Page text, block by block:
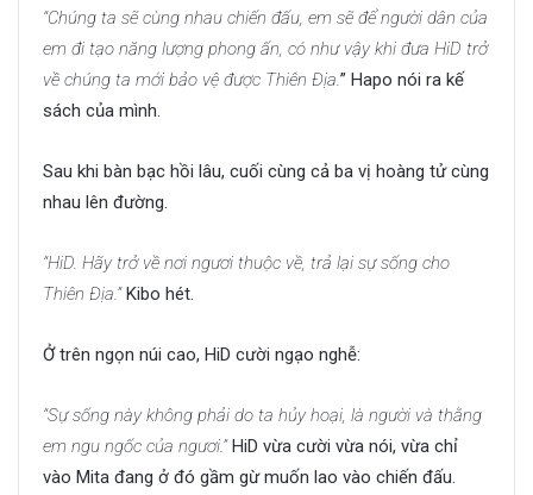
“Chúng ta sẽ cùng nhau chiến đấu, em sẽ để người dân của
em đi tạo năng lượng phong ấn, có như vậy khi đưa HiD trở
về chúng ta mới bảo vệ được Thiên Địa.” Hapo nói ra kế
sách của mình.
Sau khi bàn bạc hồi lâu, cuối cùng cả ba vị hoàng tử cùng
nhau lên đường.
“HiD. Hãy trở về nơi ngươi thuộc về, trả lại sự sống cho
Thiên Địa.”Kibo hét.
Ở trên ngọn núi cao, HiD cười ngạo nghễ:
“Sự sống này không phải do ta hủy hoại, là người và thằng
em ngu ngốc của ngươi.”HiD vừa cười vừa nói, vừa chỉ
vào Mita đang ở đó gầm gừ muốn lao vào chiến đấu.